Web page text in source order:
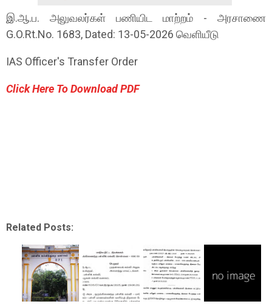
இ.ஆ.ப. அலுவலர்கள் பணியிட மாற்றம் - அரசாணை
G.O.Rt.No. 1683, Dated: 13-05-2026 வெளியீடு
IAS Officer's Transfer Order
Click Here To Download PDF
Related Posts: